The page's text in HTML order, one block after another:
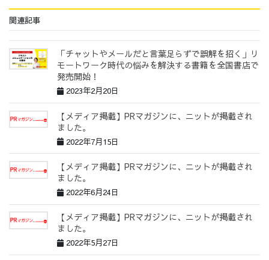
関連記事
「チャットやメールだと言葉足らずで誤解を招く」リ
モートワーク時代の悩みを解決する書籍を全国書店で
発売開始！
2023年2月20日
【メディア掲載】PRマガジンに、ニットが掲載され
ました。
2022年7月15日
【メディア掲載】PRマガジンに、ニットが掲載され
ました。
2022年6月24日
【メディア掲載】PRマガジンに、ニットが掲載され
ました。
2022年5月27日